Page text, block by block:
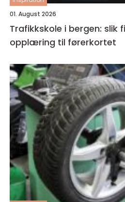
01. August 2026
Trafikkskole i bergen: slik
opplæring til førerkortet